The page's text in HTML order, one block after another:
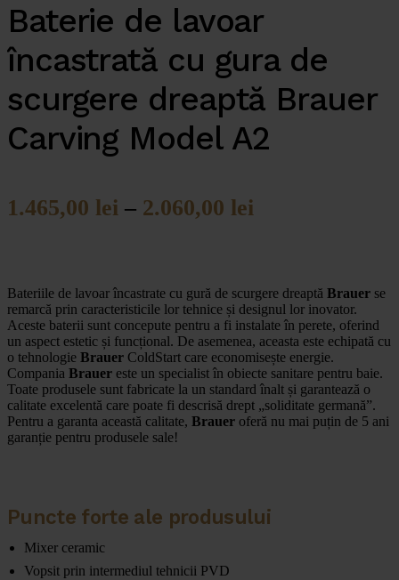
Baterie de lavoar
încastrată cu gura de
scurgere dreaptă Brauer
Carving Model A2
1.465,00 lei – 2.060,00 lei
Bateriile de lavoar încastrate cu gură de scurgere dreaptă Brauer se
remarcă prin caracteristicile lor tehnice și designul lor inovator.
Aceste baterii sunt concepute pentru a fi instalate în perete, oferind
un aspect estetic și funcțional. De asemenea, aceasta este echipată cu
o tehnologie Brauer ColdStart care economisește energie.
Compania Brauer este un specialist în obiecte sanitare pentru baie.
Toate produsele sunt fabricate la un standard înalt și garantează o
calitate excelentă care poate fi descrisă drept „soliditate germană”.
Pentru a garanta această calitate, Brauer oferă nu mai puțin de 5 ani
garanție pentru produsele sale!
Puncte forte ale produsului
Mixer ceramic
Vopsit prin intermediul tehnicii PVD